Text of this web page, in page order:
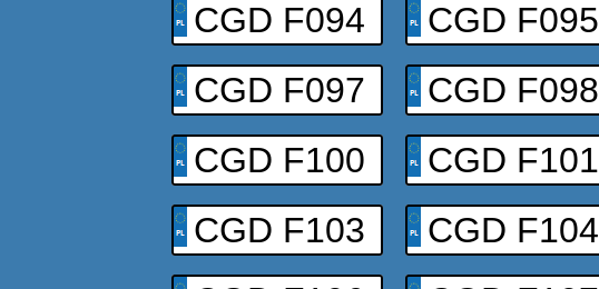
CGD F094
CGD F095
CGD F097
CGD F098
CGD F100
CGD F101
CGD F103
CGD F104